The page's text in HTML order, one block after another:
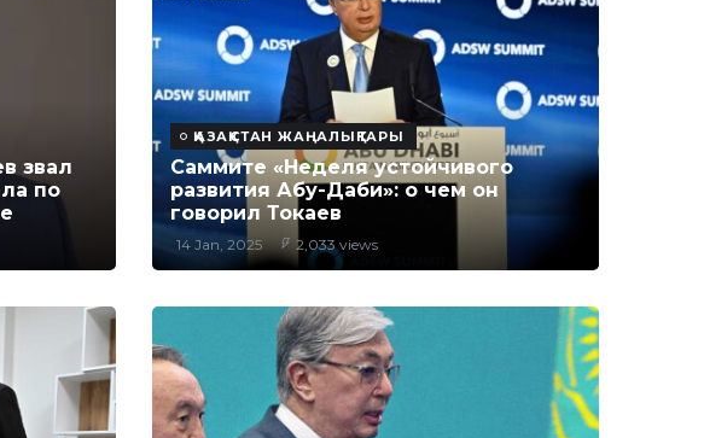
звал
по
ҚАЗАҚСТАН ЖАҢАЛЫҚТАРЫ
Саммите «Неделя устойчивого
развития Абу-Даби»: о чем он
говорил Токаев
14 Jan, 2025 2,033 views